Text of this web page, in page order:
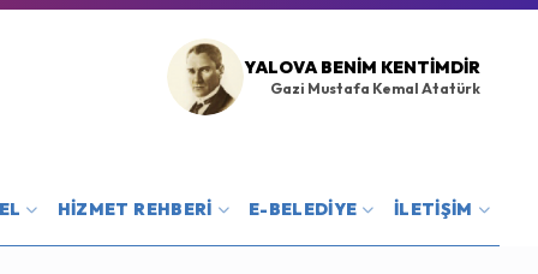
YALOVA BENIM KENTIMDIR
Gazi Mustafa Kemal Atatürk
HİZMET REHBERİ E-BELEDİYE İLETİŞİM